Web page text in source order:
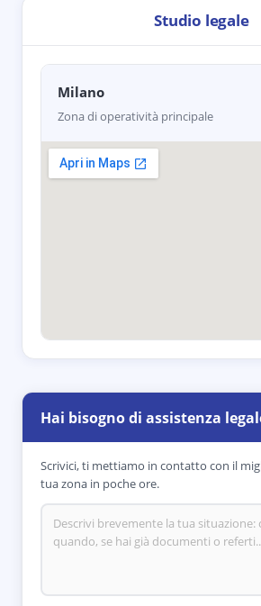
Studio legale
Milano
Zona di operatività principale
Hai bisogno di assistenza
Scrivici, ti mettiamo in contatto con il
tua zona in poche ore.